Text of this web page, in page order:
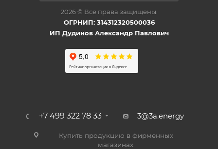
2026 © Все права защищены.
ОГРНИП: 314312320500036
ИП Дудинов Александр Павлович
+7 499 322 78 33 3@3a.energy
Купить продукцию в фирменных
магазинах: